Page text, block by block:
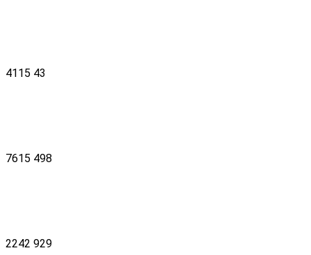
4115 43
7615 498
2242 929